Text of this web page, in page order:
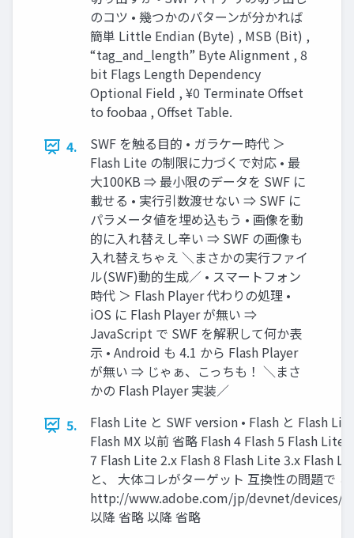
のコツ • 幾つかのパターンが分かれば
簡単 Little Endian (Byte) , MSB (Bit) ,
“tag_and_length” Byte Alignment , 8
bit Flags Length Dependency
Optional Field , ¥0 Terminate Offset
to foobaa , Offset Table.
4.
SWF を触る目的 • ガラケー時代 ＞
Flash Lite の制限に力づくで対応 • 最
大100KB ⇒ 最小限のデータを SWF に
載せる • 実行引数渡せない ⇒ SWF に
パラメータ値を埋め込もう • 画像を動
的に入れ替えし辛い ⇒ SWF の画像も
入れ替えちゃえ ＼まさかの実行ファイ
ル(SWF)動的生成／ • スマートフォン
時代 ＞ Flash Player 代わりの処理 •
iOS に Flash Player が無い ⇒
JavaScript で SWF を解釈して何か表
示 • Android も 4.1 から Flash Player
が無い ⇒ じゃぁ、こっちも！ ＼まさ
かの Flash Player 実装／
5.
Flash Lite と SWF version • Flash と Flash
Flash MX 以前 省略 Flash 4 Flash 5 Flash Lite
7 Flash Lite 2.x Flash 8 Flash Lite 3.x Flash
と、 大体コレがターゲット 互換性の問題で
http://www.adobe.com/jp/devnet/devices/
以降 省略 以降 省略